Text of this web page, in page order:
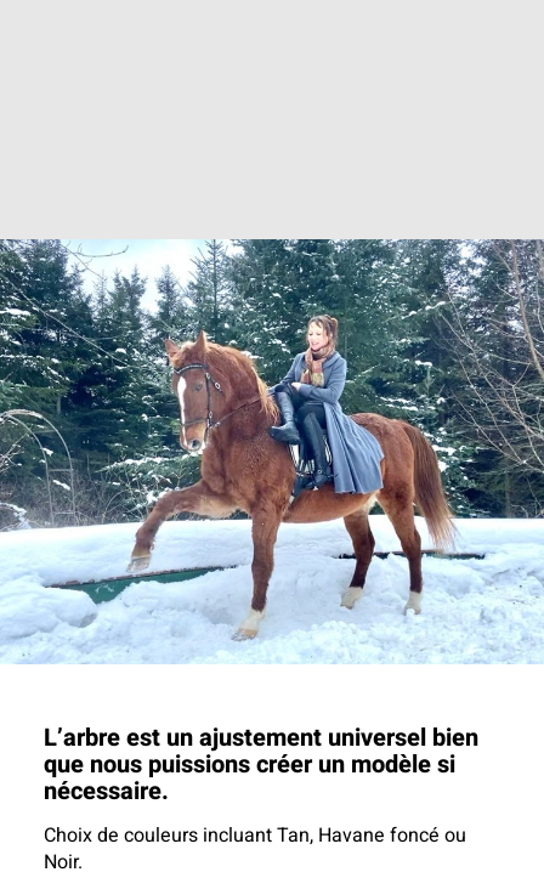
L’arbre est un ajustement universel bien
que nous puissions créer un modèle si
nécessaire.
Choix de couleurs incluant Tan, Havane foncé ou
Noir.